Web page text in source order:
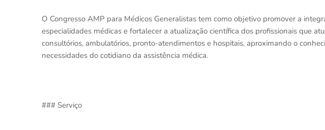
O Congresso AMP para Médicos Generalistas tem como objetivo promover a
especialidades médicas e fortalecer a atualização científica dos profissionais que
consultórios, ambulatórios, pronto-atendimentos e hospitais, aproximando o
necessidades do cotidiano da assistência médica.
### Serviço